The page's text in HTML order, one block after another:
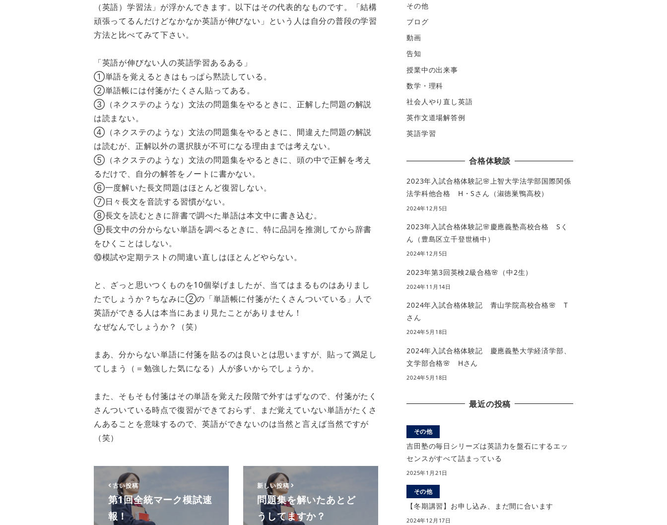
（英語）学習法」が浮かんできます。以下はその代表的なものです。「結構
頑張ってるんだけどなかなか英語が伸びない」という人は自分の普段の学習
方法と比べてみて下さい。
「英語が伸びない人の英語学習あるある」
①単語を覚えるときはもっぱら黙読している。
②単語帳には付箋がたくさん貼ってある。
③（ネクステのような）文法の問題集をやるときに、正解した問題の解説
は読まない。
④（ネクステのような）文法の問題集をやるときに、間違えた問題の解説
は読むが、正解以外の選択肢が不可になる理由までは考えない。
⑤（ネクステのような）文法の問題集をやるときに、頭の中で正解を考え
るだけで、自分の解答をノートに書かない。
⑥一度解いた長文問題はほとんど復習しない。
⑦日々長文を音読する習慣がない。
⑧長文を読むときに辞書で調べた単語は本文中に書き込む。
⑨長文中の分からない単語を調べるときに、特に品詞を推測してから辞書
をひくことはしない。
⑩模試や定期テストの間違い直しはほとんどやらない。
と、ざっと思いつくものを10個挙げましたが、当てはまるものはありまし
たでしょうか？ちなみに②の「単語帳に付箋がたくさんついている」人で
英語ができる人は本当にあまり見たことがありません！
なぜなんでしょうか？（笑）
まあ、分からない単語に付箋を貼るのは良いとは思いますが、貼って満足し
てしまう（＝勉強した気になる）人が多いからでしょうか。
また、そもそも付箋はその単語を覚えた段階で外すはずなので、付箋がたく
さんついている時点で復習ができておらず、まだ覚えていない単語がたくさ
んあることを意味するので、英語ができないのは当然と言えば当然ですが
（笑）
古い投稿
第1回全統マーク模試速
報！
新しい投稿
問題集を解いたあとど
うしてますか？
その他
ブログ
動画
告知
授業中の出来事
数学・理科
社会人やり直し英語
英作文道場解答例
英語学習
合格体験談
2023年入試合格体験記🌸上智大学法学部国際関係
法学科他合格 H・Sさん（淑徳巣鴨高校）
2024年12月5日
2023年入試合格体験記🌸慶應義塾高校合格 Sく
ん（豊島区立千登世橋中）
2024年12月5日
2023年第3回英検2級合格🌸（中2生）
2024年11月14日
2024年入試合格体験記 青山学院高校合格🌸 T
さん
2024年5月18日
2024年入試合格体験記 慶應義塾大学経済学部、
文学部合格🌸 Hさん
2024年5月18日
最近の投稿
その他
吉田塾の毎日シリーズは英語力を盤石にするエッ
センスがすべて詰まっている
2025年1月21日
その他
【冬期講習】お申し込み、まだ間に合います
2024年12月17日